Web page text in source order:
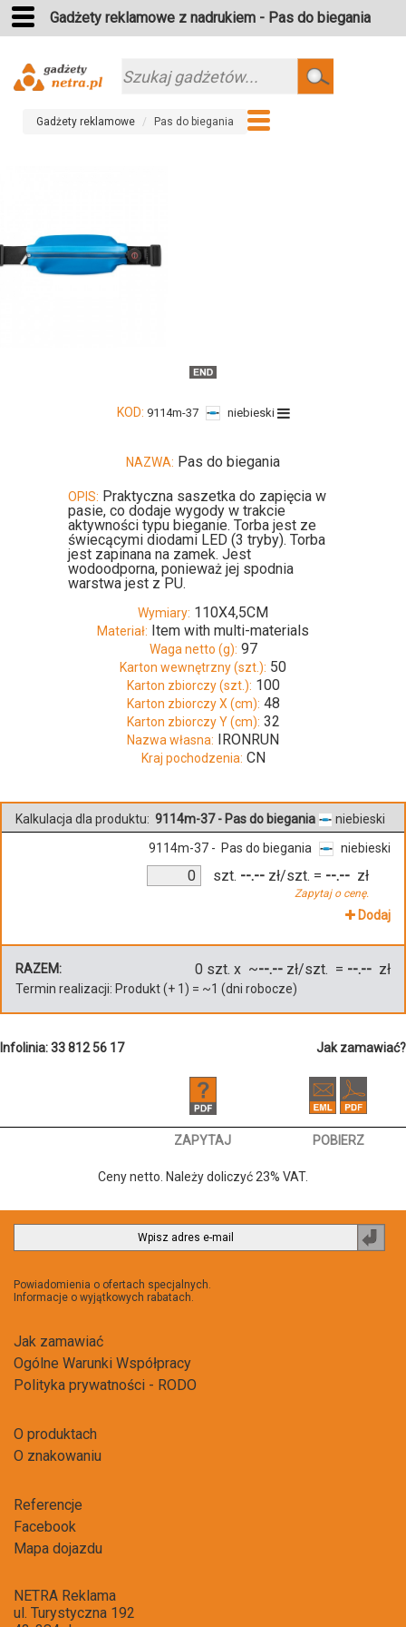
Gadżety reklamowe z nadrukiem - Pas do biegania
Szukaj
Gadżety reklamowe Pas do biegania
KOD: 9114m-37 niebieski
NAZWA: Pas do biegania
OPIS: Praktyczna saszetka do zapięcia w
pasie, co dodaje wygody w trakcie
aktywności typu bieganie. Torba jest ze
świecącymi diodami LED (3 tryby). Torba
jest zapinana na zamek. Jest
wodoodporna, ponieważ jej spodnia
warstwa jest z PU.
Wymiary: 110X4,5CM
Materiał: Item with multi-materials
Waga netto (g): 97
Karton wewnętrzny (szt.): 50
Karton zbiorczy (szt.): 100
Karton zbiorczy X (cm): 48
Karton zbiorczy Y (cm): 32
Nazwa własna: IRONRUN
Kraj pochodzenia: CN
Kalkulacja dla produktu: 9114m-37 - Pas do biegania niebieski
9114m-37 - Pas do biegania niebieski
szt. --.-- zł/szt.
Zapytaj o cenę.
= --.-- zł
Dodaj
RAZEM: 0 szt. x ~--.-- zł/szt. = --.-- zł
Termin realizacji: Produkt(+ 1 ) = ~1 (dni robocze)
Infolinia: 33 812 56 17 Jak zamawiać?
ZAPYTAJ POBIERZ
Ceny netto. Należy doliczyć 23% VAT.
Powiadomienia o ofertach specjalnych.
Informacje o wyjątkowych rabatach.
Jak zamawiać
Ogólne Warunki Współpracy
Polityka prywatności - RODO
O produktach
O znakowaniu
Referencje
Facebook
Mapa dojazdu
NETRA Reklama
ul. Turystyczna 192